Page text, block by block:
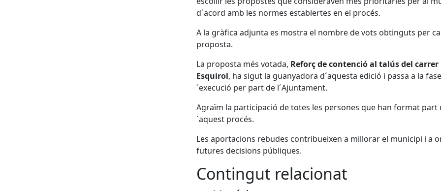
d´acord amb les normes establertes en el procés.
A la gràfica adjunta es mostra el nombre de vots obtinguts per
proposta.
La proposta més votada, Reforç de contenció al talús del carrer
Esquirol, ha sigut la guanyadora d´aquesta edició i passa a la
´execució per part de l´Ajuntament.
Agraïm la participació de totes les persones que han format part
´aquest procés.
Les aportacions rebudes contribueixen a millorar el municipi i a
futures decisions públiques.
Contingut relacionat